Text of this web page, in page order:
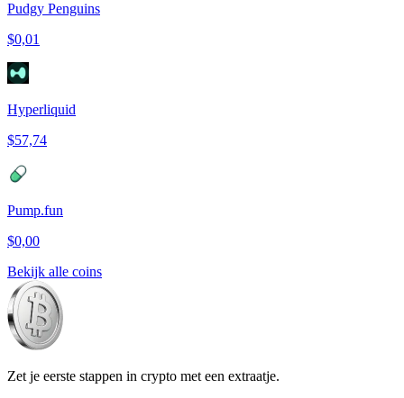
Pudgy Penguins
$0,01
Hyperliquid
$57,74
Pump.fun
$0,00
Bekijk alle coins
Zet je eerste stappen in crypto met een extraatje.